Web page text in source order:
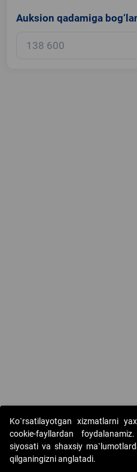
Auksion qadamiga
Copyright © 2017-2026. "Elektron
Ko`rsatilayotgan xizmatlarni
cookie-fayllardan
siyosati va shaxsiy
qilganingizni anglatadi.